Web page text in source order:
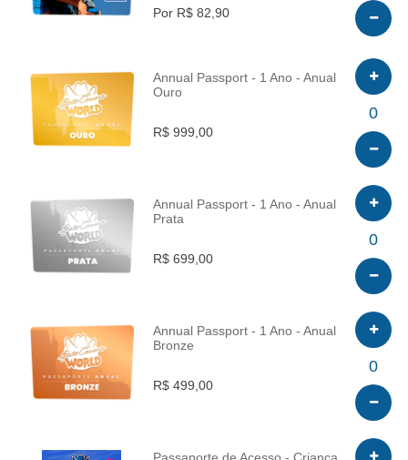
Por R$ 82,90
INFO
Annual Passport - 1 Ano - Anual
Ouro
R$ 999,00
0
INFO
Annual Passport - 1 Ano - Anual
Prata
R$ 699,00
0
INFO
Annual Passport - 1 Ano - Anual
Bronze
R$ 499,00
0